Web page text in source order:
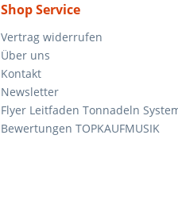
Shop Service
Vertrag widerrufen
Über uns
Kontakt
Newsletter
Flyer Leitfaden Tonnadeln
Bewertungen TOPKAUFMUSIK